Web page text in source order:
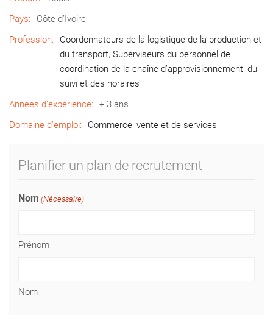
Pays:
Côte d’Ivoire
Profession:
Coordonnateurs de la logistique de la production et
du transport, Superviseurs du personnel de
coordination de la chaîne d’approvisionnement, du
suivi et des horaires
Années d’expérience:
+ 3 ans
Domaine d’emploi:
Commerce, vente et de services
Planifier un plan de recrutement
Nom (Nécessaire)
Prénom
Nom